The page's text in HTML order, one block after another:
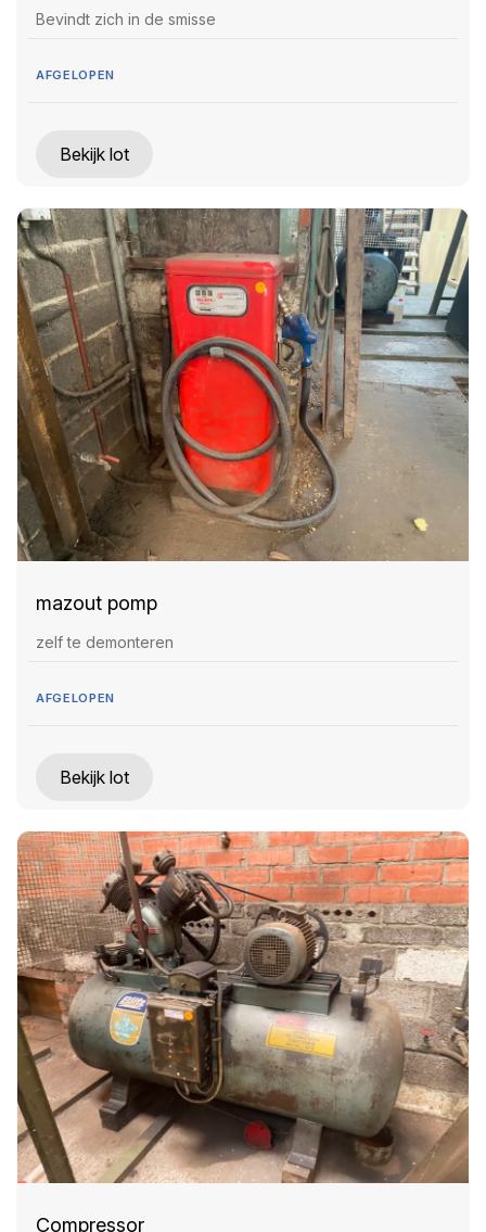
Bevindt zich in de smisse
AFGELOPEN
Bekijk lot
mazout pomp
zelf te demonteren
AFGELOPEN
Bekijk lot
Compressor